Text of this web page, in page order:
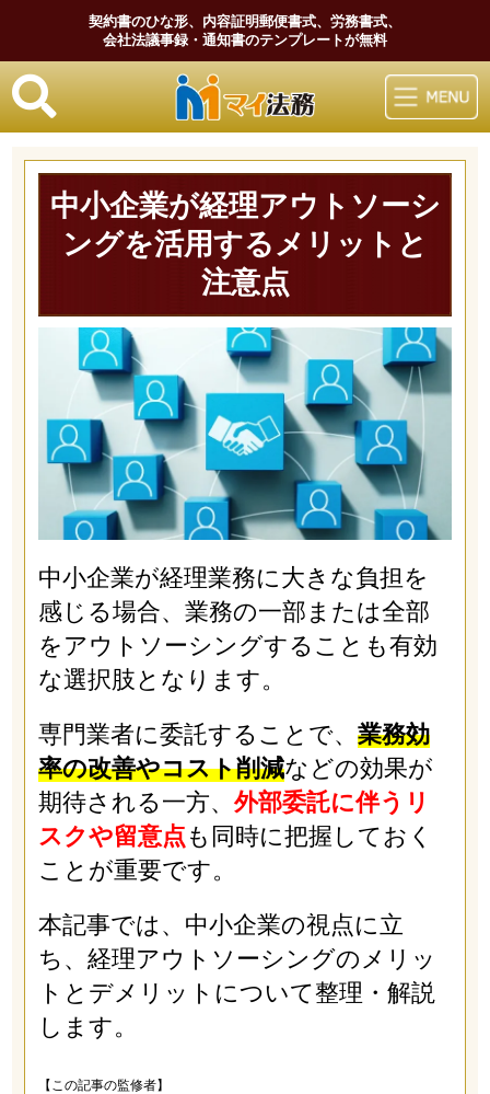
契約書のひな形、内容証明郵便書式、労務書式、
会社法議事録・通知書のテンプレートが無料
マイ法務
中小企業が経理アウトソーシ
ングを活用するメリットと
注意点
中小企業が経理業務に大きな負担を
感じる場合、業務の一部または全部
をアウトソーシングすることも有効
な選択肢となります。
専門業者に委託することで、 業務効
率の改善やコスト削減などの効果が
期待される一方、 外部委託に伴うリ
スクや留意点 も同時に把握しておく
ことが重要です。
本記事では、中小企業の視点に立
ち、経理アウトソーシングのメリッ
トとデメリットについて整理・解説
します。
【この記事の監修者】